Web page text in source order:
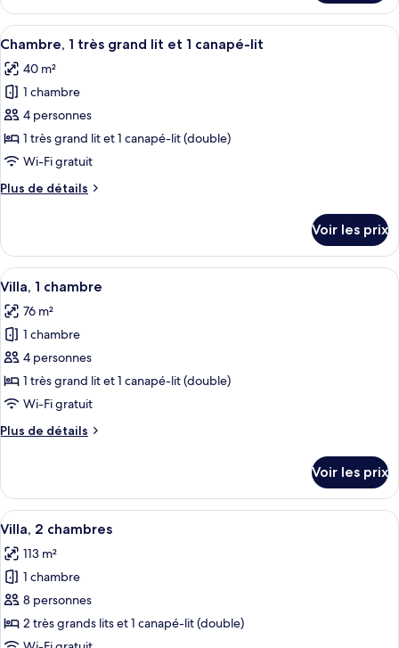
chambres
le
type
de
Villa,
2
chambres
Afficher
toutes
les
photos
pour
ce
type
chambre :
très
grand
lit
et
canapé-
lit
Une cuisine moderne avec des
4
Chambre, 1 très grand lit et 1 canapé-lit
40 m²
1 chambre
4 personnes
1 très grand lit et 1 canapé-lit (double)
Wi-Fi gratuit
Plus de détails
Plus
le
type
de
Chambre,
très
grand
lit
et
canapé-
Voir les prix
Afficher
toutes
les
photos
pour
ce
type
chambre :
chambre
Une chambre d’hôtel avec une
6
Villa, 1 chambre
76 m²
1 chambre
4 personnes
1 très grand lit et 1 canapé-lit (double)
Wi-Fi gratuit
Plus de détails
Plus
le
type
de
Villa,
chambre
Voir les prix
Afficher
toutes
les
photos
pour
ce
type
Une chambre d’hôtel avec une
9
Villa, 2 chambres
113 m²
1 chambre
8 personnes
2 très grands lits et 1 canapé-lit (double)